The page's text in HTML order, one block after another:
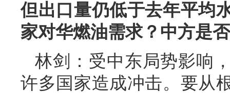
但出口量仍低于去年平均
家对华燃油需求？中方是
林剑：受中东局势影响
许多国家造成冲击。要从